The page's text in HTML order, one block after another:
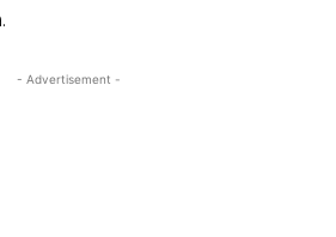
- Advertisement -